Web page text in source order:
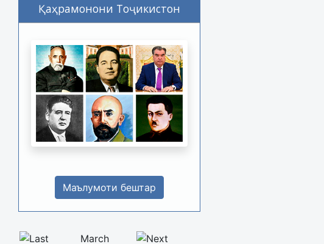
Қаҳрамонони Тоҷикистон
Маълумоти бештар
March